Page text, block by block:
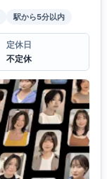
駅から5分以内
定休日
不定休